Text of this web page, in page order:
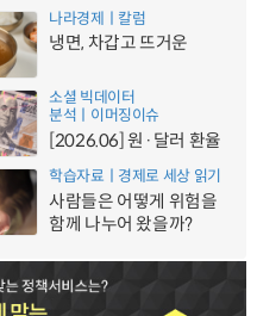
나라경제ㅣ칼럼
냉면, 차갑고 뜨거운
소셜 빅데이터
분석ㅣ이머징이슈
[2026.06] 원·달러 환율
학습자료ㅣ경제로 세상 읽기
사람들은 어떻게 위험을
함께 나누어 왔을까?